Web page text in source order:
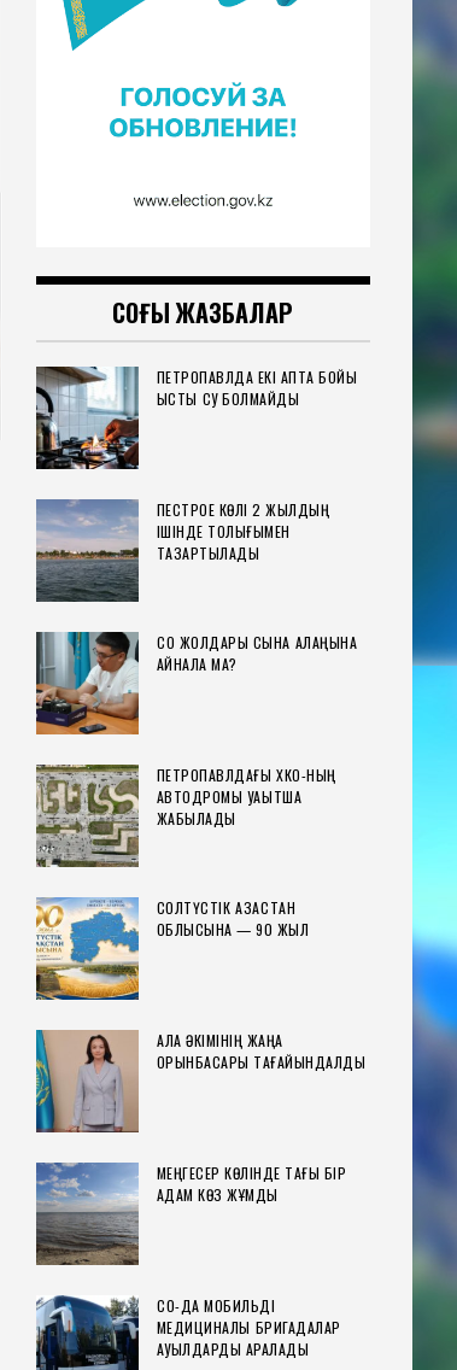
СОҢҒЫ ЖАЗБАЛАР
ПЕТРОПАВЛДА ЕКІ АПТА БОЙЫ
ЫСТЫҚ СУ БОЛМАЙДЫ
ПЕСТРОЕ КӨЛІ 2 ЖЫЛДЫҢ
ІШІНДЕ ТОЛЫҒЫМЕН
ТАЗАРТЫЛАДЫ
СҚО ЖОЛДАРЫ СЫНАҚ АЛАҢЫНА
АЙНАЛА МА?
ПЕТРОПАВЛДАҒЫ ХҚКО-НЫҢ
АВТОДРОМЫ УАҚЫТША
ЖАБЫЛАДЫ
СОЛТҮСТІК ҚАЗАҚСТАН
ОБЛЫСЫНА — 90 ЖЫЛ
ҚАЛА ӘКІМІНІҢ ЖАҢА
ОРЫНБАСАРЫ ТАҒАЙЫНДАЛДЫ
МЕҢГЕСЕР КӨЛІНДЕ ТАҒЫ БІР
АДАМ КӨЗ ЖҰМДЫ
СҚО-ДА МОБИЛЬДІ
МЕДИЦИНАЛЫҚ БРИГАДАЛАР
АУЫЛДАРДЫ АРАЛАДЫ